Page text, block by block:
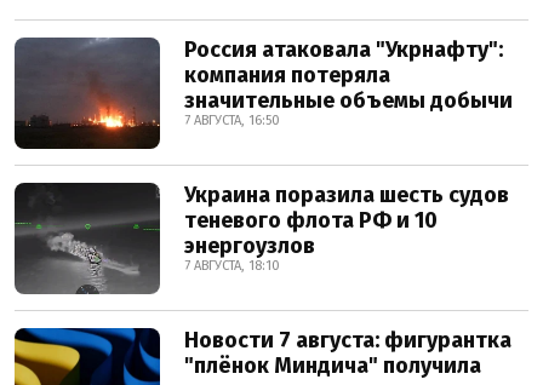
Россия атаковала "Укрнафту":
компания потеряла
значительные объемы добычи
7 АВГУСТА, 16:50
Украина поразила шесть судов
теневого флота РФ и 10
энергоузлов
7 АВГУСТА, 18:10
Новости 7 августа: фигурантка
"плёнок Миндича" получила